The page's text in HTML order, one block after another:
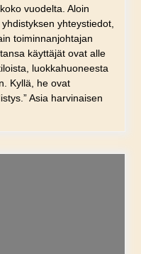
vuodelta. Aloin
yhteystiedot,
toiminnanjohtajan
käyttäjät ovat alle
luokkahuoneesta
Kyllä, he ovat
Asia harvinaisen